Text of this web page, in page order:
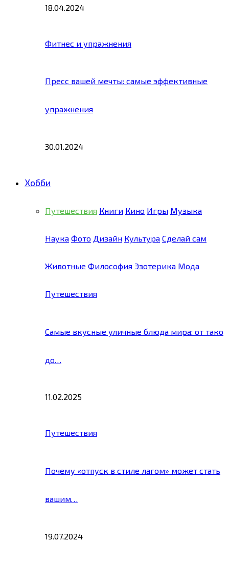
18.04.2024
Фитнес и упражнения
Пресс вашей мечты: самые эффективные
упражнения
30.01.2024
Хобби
Путешествия Книги Кино Игры Музыка
Наука Фото Дизайн Культура Сделай сам
Животные Философия Эзотерика Мода
Путешествия
Самые вкусные уличные блюда мира: от тако
до…
11.02.2025
Путешествия
Почему «отпуск в стиле лагом» может стать
вашим…
19.07.2024